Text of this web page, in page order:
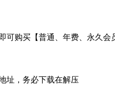
可购买【普通、年费、永久会
址，务必下载在解压